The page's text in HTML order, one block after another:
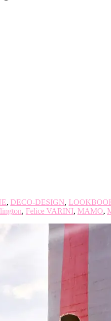
, DECO-DESIGN,
, Felice VARINI, MAMO,